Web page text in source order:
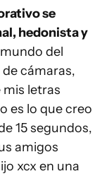
se
hedonista y
del
cámaras,
mis letras
es lo que creo
15 segundos,
amigos
xcx en una